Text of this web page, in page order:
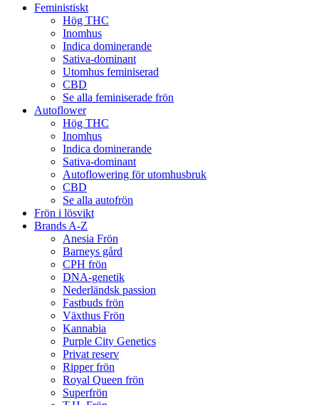
Feministiskt
Hög THC
Inomhus
Indica dominerande
Sativa-dominant
Utomhus feminiserad
CBD
Se alla feminiserade frön
Autoflower
Hög THC
Inomhus
Indica dominerande
Sativa-dominant
Autoflowering för utomhusbruk
CBD
Se alla autofrön
Frön i lösvikt
Brands A-Z
Anesia Frön
Barneys gård
CPH frön
DNA-genetik
Nederländsk passion
Fastbuds frön
Växthus Frön
Kannabia
Purple City Genetics
Privat reserv
Ripper frön
Royal Queen frön
Superfrön